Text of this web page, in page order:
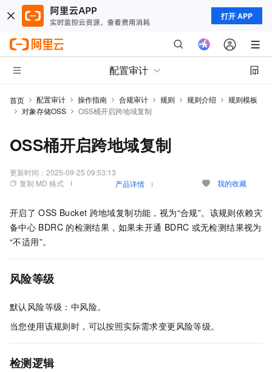
打开 APP
配置审计
首页 配置审计 操作指南 合规审计 规则 规则介绍
规则模板
对象存储OSS
OSS桶开启跨地域复制
OSS桶开启跨地域复制
更新时间： 2025-09-25 09:53:13
复制 MD 格式
产品详情 我的收藏
开启了 OSS Bucket 跨地域复制功能，视为“合规”。该规则依赖灾
备中心 BDRC 的检测结果，如果未开通 BDRC 或无检测结果视为
“不适用”。
风险等级
默认风险等级：中风险。
当您使用该规则时，可以按照实际需求变更风险等级。
检测逻辑